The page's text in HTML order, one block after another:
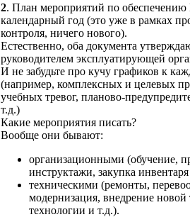
2. План мероприятий по
календарный год (это уже в рамках
контроля, ничего нового).
Естественно, оба документа
руководителем эксплуатирующей
И не забудьте про кучу графиков к
(например, комплексных и целевых
учебных тревог, планово-
т.д.)
Какие мероприятия писать?
Вообще они бывают:
организационными (обучение,
инструктажи, закупка
техническими (ремонты,
модернизация, внедрение
технологии и т.д.).